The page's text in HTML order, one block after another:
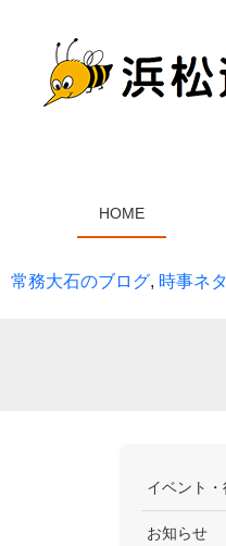
HOME
常務大石のブログ, 時事ネタ
イベント・
お知らせ